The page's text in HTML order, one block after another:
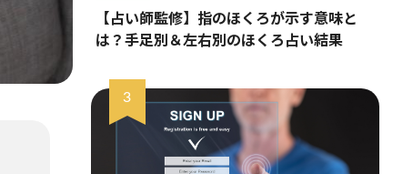
【占い師監修】指のほくろが示す意味と
は？手足別＆左右別のほくろ占い結果